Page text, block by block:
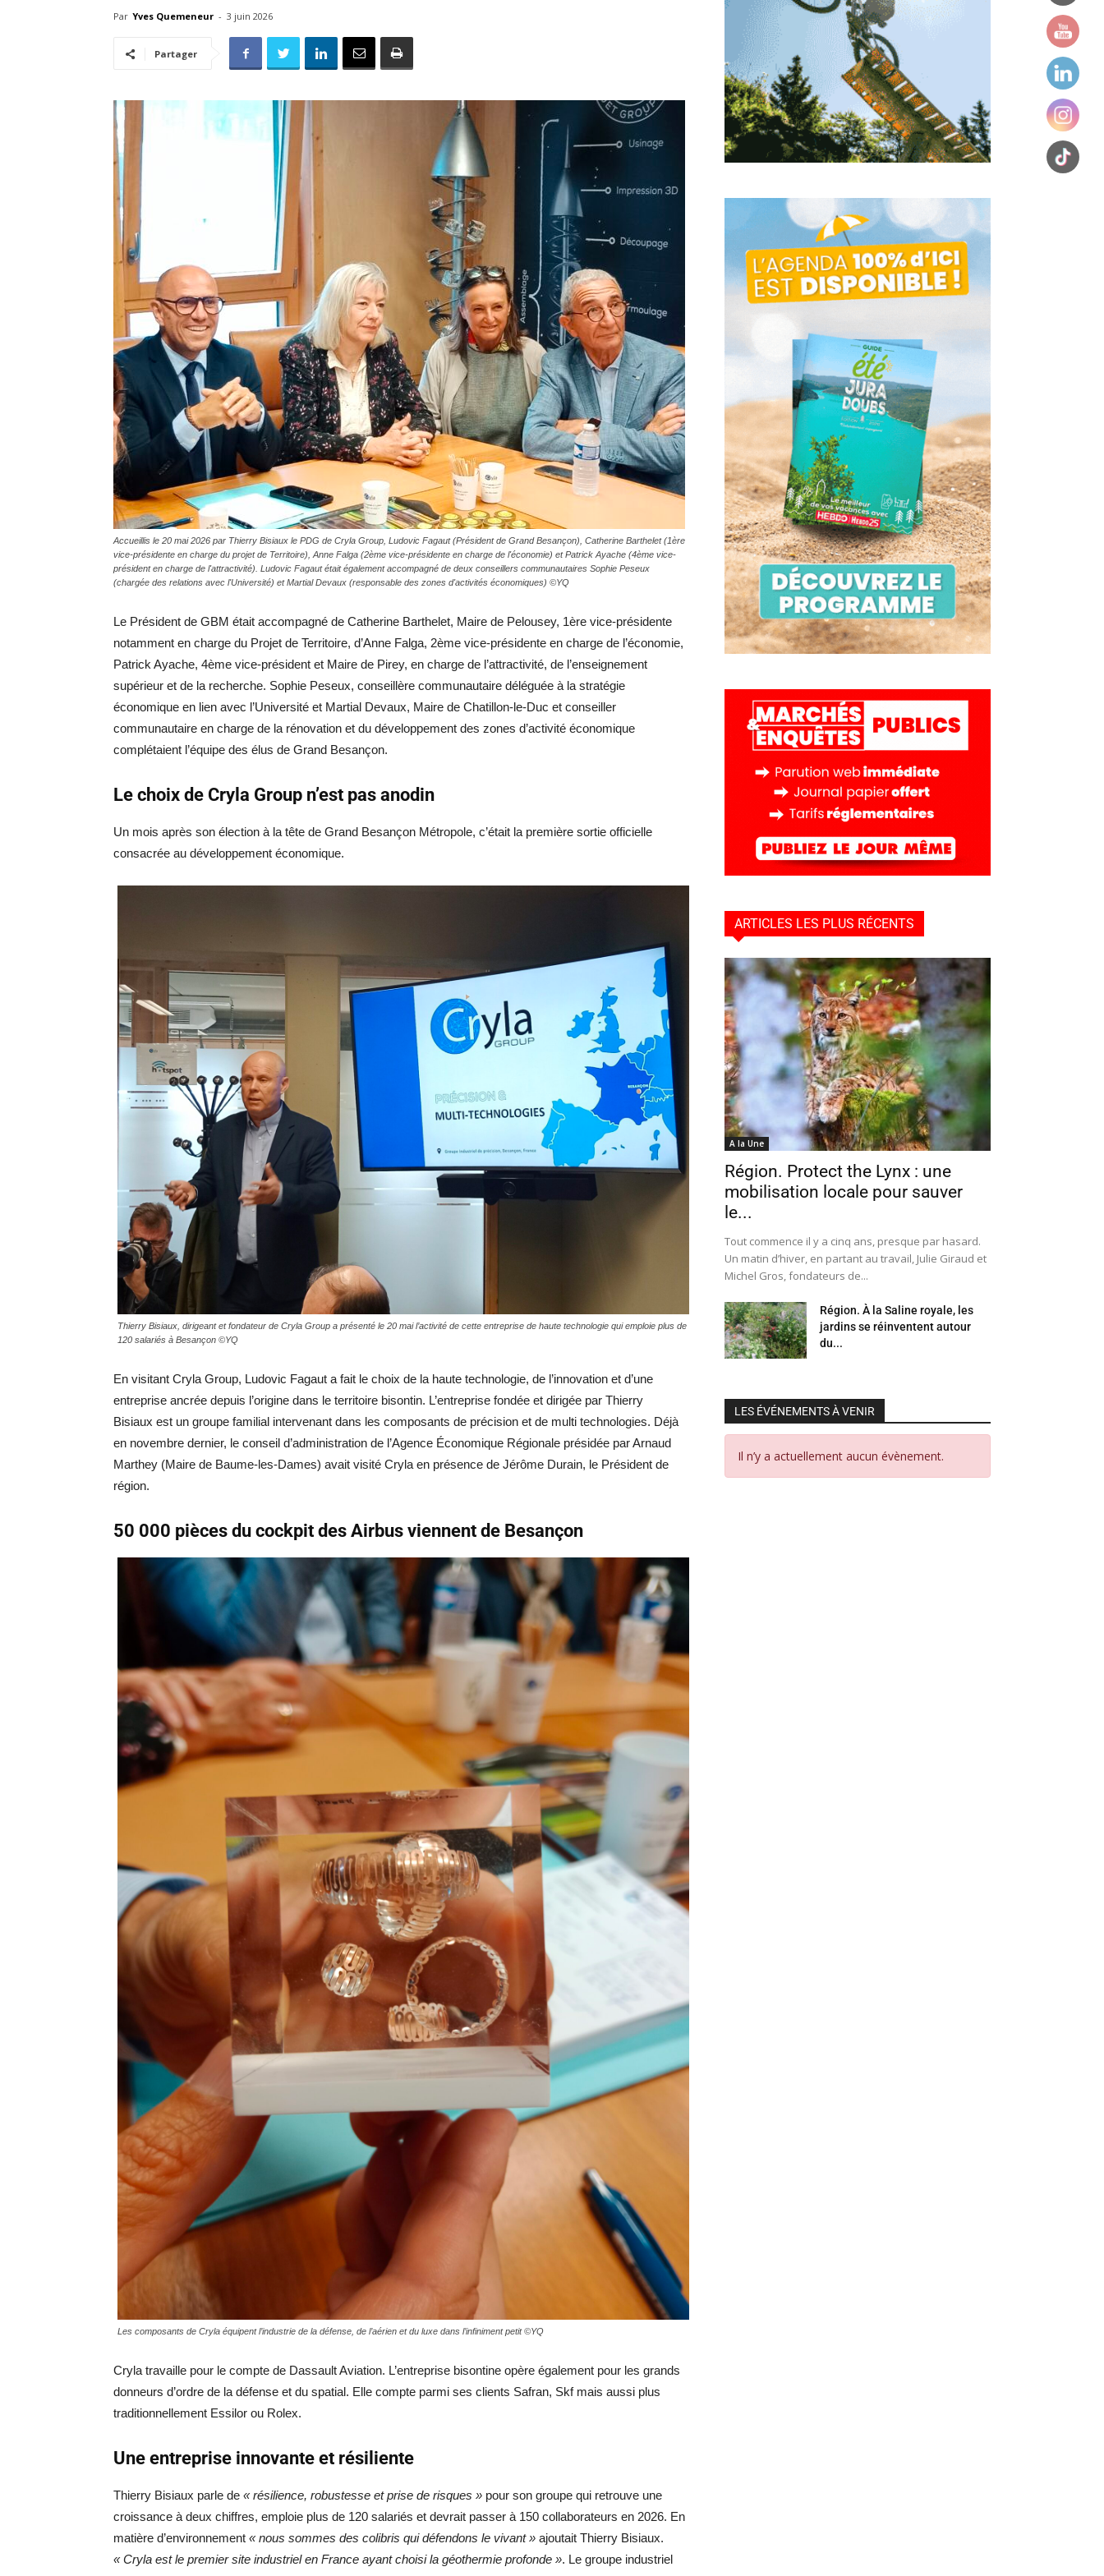
locale
–
Hebdo25
Par Yves Quemeneur - 3 juin 2026
Partager
Accueillis le 20 mai 2026 par Thierry Bisiaux le PDG de Cryla Group, Ludovic Fagaut (Président de Grand Besançon), Catherine Barthelet (1ère
vice-présidente en charge du projet de Territoire), Anne Falga (2ème vice-présidente en charge de l'économie) et Patrick Ayache (4ème vice-
président en charge de l'attractivité). Ludovic Fagaut était également accompagné de deux conseillers communautaires Sophie Peseux
(chargée des relations avec l'Université) et Martial Devaux (responsable des zones d'activités économiques) ©YQ
Le Président de GBM était accompagné de Catherine Barthelet, Maire de Pelousey, 1ère vice-présidente
notamment en charge du Projet de Territoire, d’Anne Falga, 2ème vice-présidente en charge de l’économie,
Patrick Ayache, 4ème vice-président et Maire de Pirey, en charge de l’attractivité, de l’enseignement
supérieur et de la recherche. Sophie Peseux, conseillère communautaire déléguée à la stratégie
économique en lien avec l’Université et Martial Devaux, Maire de Chatillon-le-Duc et conseiller
communautaire en charge de la rénovation et du développement des zones d’activité économique
complétaient l’équipe des élus de Grand Besançon.
Le choix de Cryla Group n’est pas anodin
Un mois après son élection à la tête de Grand Besançon Métropole, c’était la première sortie officielle
consacrée au développement économique.
Thierry Bisiaux, dirigeant et fondateur de Cryla Group a présenté le 20 mai l’activité de cette entreprise de haute technologie qui emploie plus de
120 salariés à Besançon ©YQ
En visitant Cryla Group, Ludovic Fagaut a fait le choix de la haute technologie, de l’innovation et d’une
entreprise ancrée depuis l’origine dans le territoire bisontin. L’entreprise fondée et dirigée par Thierry
Bisiaux est un groupe familial intervenant dans les composants de précision et de multi technologies. Déjà
en novembre dernier, le conseil d’administration de l’Agence Économique Régionale présidée par Arnaud
Marthey (Maire de Baume-les-Dames) avait visité Cryla en présence de Jérôme Durain, le Président de
région.
50 000 pièces du cockpit des Airbus viennent de Besançon
Les composants de Cryla équipent l’industrie de la défense, de l’aérien et du luxe dans l’infiniment petit ©YQ
Cryla travaille pour le compte de Dassault Aviation. L’entreprise bisontine opère également pour les grands
donneurs d’ordre de la défense et du spatial. Elle compte parmi ses clients Safran, Skf mais aussi plus
traditionnellement Essilor ou Rolex.
Une entreprise innovante et résiliente
Thierry Bisiaux parle de « résilience, robustesse et prise de risques » pour son groupe qui retrouve une
croissance à deux chiffres, emploie plus de 120 salariés et devrait passer à 150 collaborateurs en 2026. En
matière d’environnement « nous sommes des colibris qui défendons le vivant » ajoutait Thierry Bisiaux.
« Cryla est le premier site industriel en France ayant choisi la géothermie profonde ». Le groupe industriel
ARTICLES LES PLUS RÉCENTS
A la Une
Région. Protect the Lynx : une
mobilisation locale pour sauver
le...
Tout commence il y a cinq ans, presque par hasard.
Un matin d’hiver, en partant au travail, Julie Giraud et
Michel Gros, fondateurs de...
Région. À la Saline royale, les
jardins se réinventent autour
du...
LES ÉVÉNEMENTS À VENIR
Il n’y a actuellement aucun évènement.